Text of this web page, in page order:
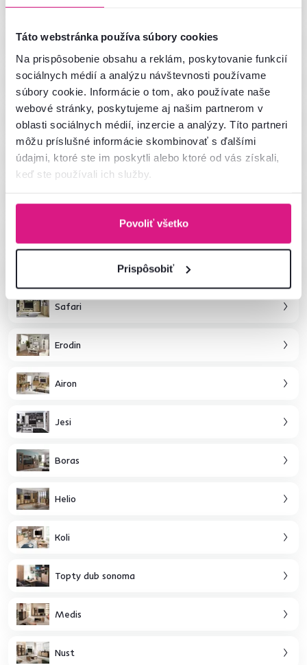
Táto webstránka používa súbory cookies
Na prispôsobenie obsahu a reklám, poskytovanie funkcií
sociálnych médií a analýzu návštevnosti používame
súbory cookie. Informácie o tom, ako používate naše
webové stránky, poskytujeme aj našim partnerom v
oblasti sociálnych médií, inzercie a analýzy. Títo partneri
môžu príslušné informácie skombinovať s ďalšími
údajmi, ktoré ste im poskytli alebo ktoré od vás získali,
keď ste používali ich služby.
Povoliť všetko
Prispôsobiť
Benol
Nepu
Esena
Conrad
Safari
Erodin
Airon
Jesi
Boras
Helio
Koli
Topty dub sonoma
Medis
Nust